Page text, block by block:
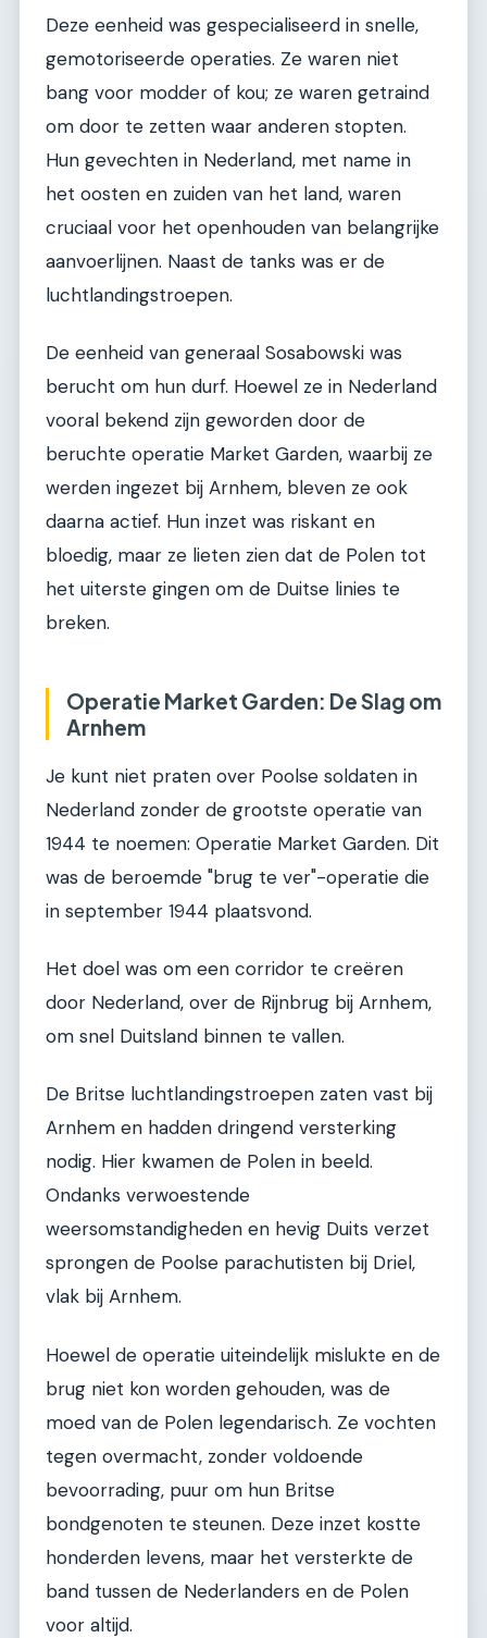
Deze eenheid was gespecialiseerd in snelle,
gemotoriseerde operaties. Ze waren niet
bang voor modder of kou; ze waren getraind
om door te zetten waar anderen stopten.
Hun gevechten in Nederland, met name in
het oosten en zuiden van het land, waren
cruciaal voor het openhouden van belangrijke
aanvoerlijnen. Naast de tanks was er de
luchtlandingstroepen.
De eenheid van generaal Sosabowski was
berucht om hun durf. Hoewel ze in Nederland
vooral bekend zijn geworden door de
beruchte operatie Market Garden, waarbij ze
werden ingezet bij Arnhem, bleven ze ook
daarna actief. Hun inzet was riskant en
bloedig, maar ze lieten zien dat de Polen tot
het uiterste gingen om de Duitse linies te
breken.
Operatie Market Garden: De Slag om
Arnhem
Je kunt niet praten over Poolse soldaten in
Nederland zonder de grootste operatie van
1944 te noemen: Operatie Market Garden. Dit
was de beroemde "brug te ver"-operatie die
in september 1944 plaatsvond.
Het doel was om een corridor te creëren
door Nederland, over de Rijnbrug bij Arnhem,
om snel Duitsland binnen te vallen.
De Britse luchtlandingstroepen zaten vast bij
Arnhem en hadden dringend versterking
nodig. Hier kwamen de Polen in beeld.
Ondanks verwoestende
weersomstandigheden en hevig Duits verzet
sprongen de Poolse parachutisten bij Driel,
vlak bij Arnhem.
Hoewel de operatie uiteindelijk mislukte en de
brug niet kon worden gehouden, was de
moed van de Polen legendarisch. Ze vochten
tegen overmacht, zonder voldoende
bevoorrading, puur om hun Britse
bondgenoten te steunen. Deze inzet kostte
honderden levens, maar het versterkte de
band tussen de Nederlanders en de Polen
voor altijd.